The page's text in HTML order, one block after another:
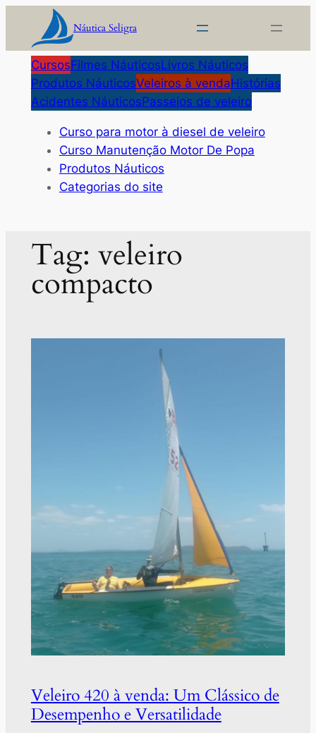
o
conteúdo
Náutica Seligra
CursosFilmes NáuticosLivros Náuticos
Produtos NáuticosVeleiros à vendaHistórias
Acidentes NáuticosPasseios de veleiro
Curso para motor à diesel de veleiro
Curso Manutenção Motor De Popa
Produtos Náuticos
Categorias do site
Tag: veleiro
compacto
Veleiro 420 à venda: Um Clássico de
Desempenho e Versatilidade